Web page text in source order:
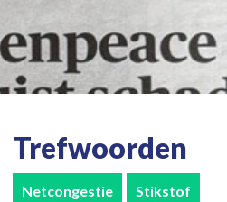
Trefwoorden
Netcongestie Stikstof